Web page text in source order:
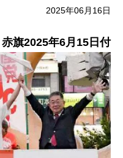
2025年06月16日
赤旗2025年6月15日付